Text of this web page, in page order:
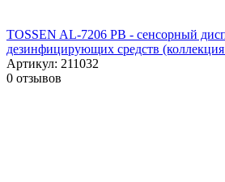
TOSSEN AL-7206 PB - сенсорный
дезинфицирующих средств
Артикул: 211032
0 отзывов